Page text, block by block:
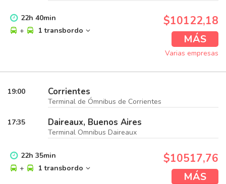
22h 40min
+
1 transbordo
$10122,18
MÁS
Varias empresas
19:00 Corrientes
Terminal de Ómnibus de Corrientes
17:35 Daireaux, Buenos Aires
Terminal Omnibus Daireaux
22h 35min
+
1 transbordo
$10517,76
MÁS